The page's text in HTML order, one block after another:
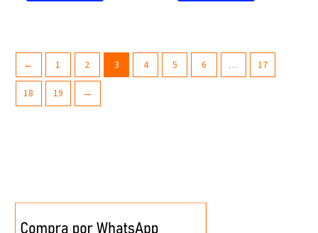
← 1 2 3 4 5 6 … 17
18 19 →